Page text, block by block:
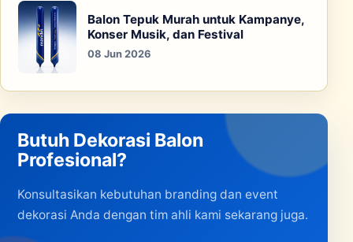
Balon Tepuk Murah untuk Kampanye,
Konser Musik, dan Festival
08 Jun 2026
Butuh Dekorasi Balon
Profesional?
Konsultasikan kebutuhan branding dan event
dekorasi Anda dengan tim ahli kami sekarang juga.